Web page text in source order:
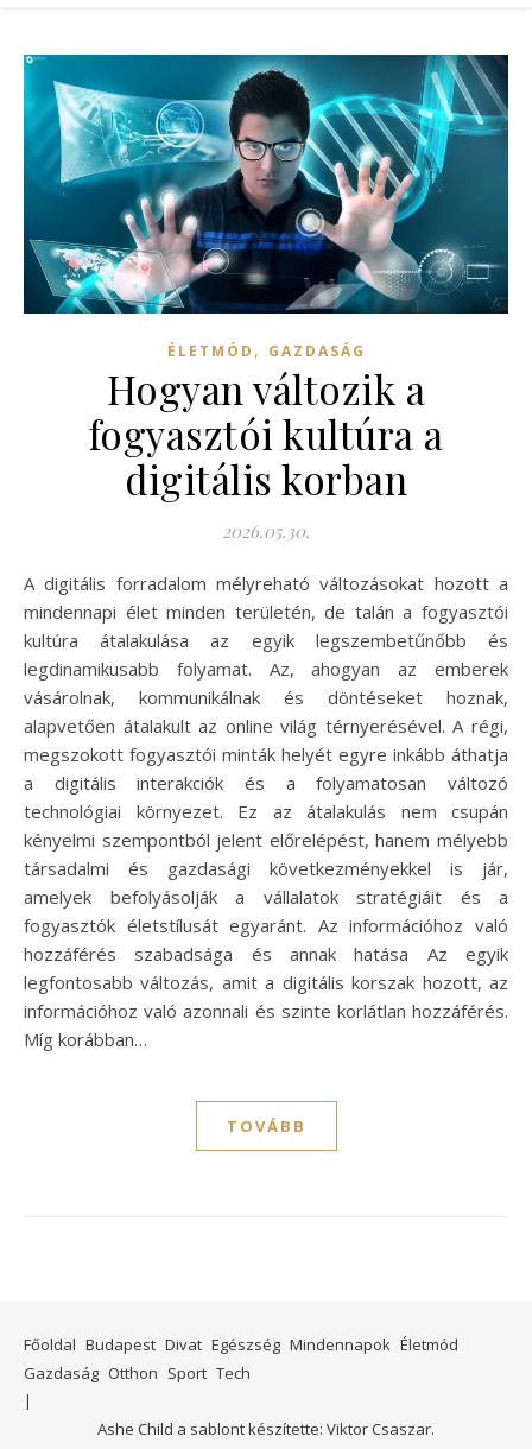
ÉLETMÓD , GAZDASÁG
Hogyan változik a
fogyasztói kultúra a
digitális korban
2026.05.30.
A digitális forradalom mélyreható változásokat hozott a
mindennapi élet minden területén, de talán a fogyasztói
kultúra átalakulása az egyik legszembetűnőbb és
legdinamikusabb folyamat. Az, ahogyan az emberek
vásárolnak, kommunikálnak és döntéseket hoznak,
alapvetően átalakult az online világ térnyerésével. A régi,
megszokott fogyasztói minták helyét egyre inkább áthatja
a digitális interakciók és a folyamatosan változó
technológiai környezet. Ez az átalakulás nem csupán
kényelmi szempontból jelent előrelépést, hanem mélyebb
társadalmi és gazdasági következményekkel is jár,
amelyek befolyásolják a vállalatok stratégiáit és a
fogyasztók életstílusát egyaránt. Az információhoz való
hozzáférés szabadsága és annak hatása Az egyik
legfontosabb változás, amit a digitális korszak hozott, az
információhoz való azonnali és szinte korlátlan hozzáférés.
Míg korábban…
TOVÁBB
Főoldal Budapest Divat Egészség Mindennapok Életmód
Gazdaság Otthon Sport Tech
Ashe Child a sablont készítette: Viktor Csaszar.